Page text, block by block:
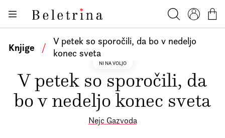
Beletrina
Knjige
Darilni e-boni
Avtorji
Novice
Knjige /
V petek so sporočili, da bo v nedeljo
konec sveta
NI NA VOLJO
V petek so sporočili, da
bo v nedeljo konec sveta
Nejc Gazvoda